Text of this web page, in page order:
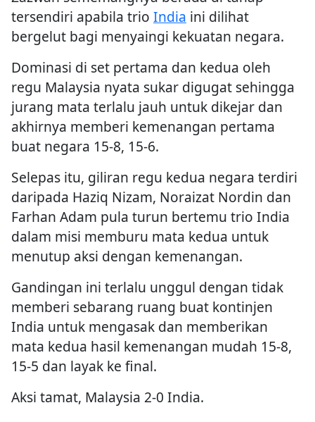
tersendiri apabila trio India ini dilihat
bergelut bagi menyaingi kekuatan negara.
Dominasi di set pertama dan kedua oleh
regu Malaysia nyata sukar digugat sehingga
jurang mata terlalu jauh untuk dikejar dan
akhirnya memberi kemenangan pertama
buat negara 15-8, 15-6.
Selepas itu, giliran regu kedua negara terdiri
daripada Haziq Nizam, Noraizat Nordin dan
Farhan Adam pula turun bertemu trio India
dalam misi memburu mata kedua untuk
menutup aksi dengan kemenangan.
Gandingan ini terlalu unggul dengan tidak
memberi sebarang ruang buat kontinjen
India untuk mengasak dan memberikan
mata kedua hasil kemenangan mudah 15-8,
15-5 dan layak ke final.
Aksi tamat, Malaysia 2-0 India.